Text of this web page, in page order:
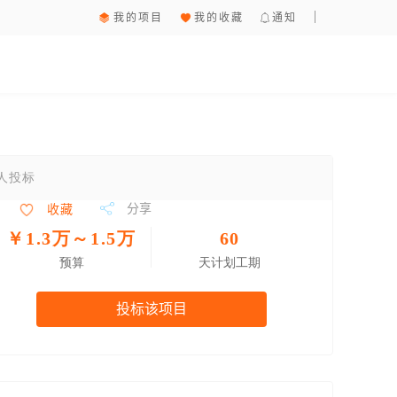
我的项目 我的收藏 通知
投标
收藏 分享
￥1.3万～1.5万
预算
60
天计划工期
投标该项目